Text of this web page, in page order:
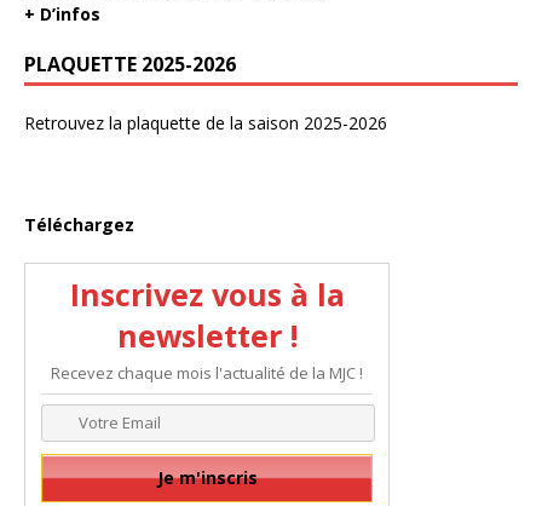
+ D’infos
PLAQUETTE 2025-2026
Retrouvez la plaquette de la saison 2025-2026
Téléchargez
Inscrivez vous à la
newsletter !
Recevez chaque mois l'actualité de la MJC !